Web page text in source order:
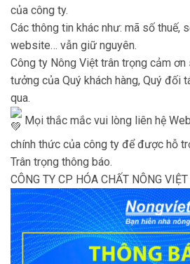
của công ty.
Các thông tin khác như: mã số thuế,
website… vẫn giữ nguyên.
Công ty Nông Việt trân trọng cảm
tưởng của Quý khách hàng, Quý đối
qua.
Mọi thắc mắc vui lòng liên hệ
chính thức của công ty để được hỗ
Trân trọng thông báo.
CÔNG TY CP HÓA CHẤT NÔNG VIỆT